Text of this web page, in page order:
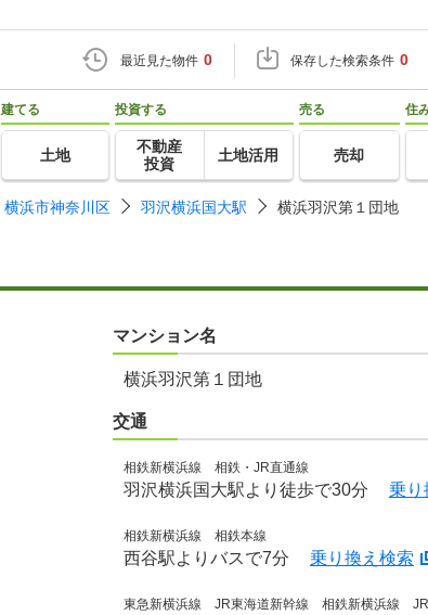
最近見た物件 0 保存した検索条件 0
建てる
土地
投資する
不動産
投資
土地活用
売る
売却
住
横浜市神奈川区 羽沢横浜国大駅 横浜羽沢第１団地
マンション名
横浜羽沢第１団地
交通
相鉄新横浜線 相鉄・JR直通線
羽沢横浜国大駅より徒歩で30分 乗り
相鉄新横浜線 相鉄本線
西谷駅よりバスで7分 乗り換え検索
東急新横浜線 JR東海道新幹線 相鉄新横浜線